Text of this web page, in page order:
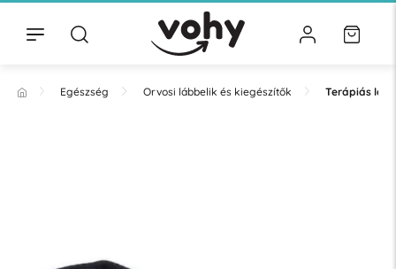
Egészség Orvosi lábbelik és kiegészítők Terápiás